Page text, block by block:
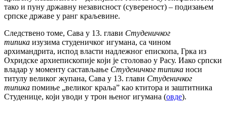
тако и пуну државну независност (сувереност) – подизањем
српске државе у ранг краљевине.
Следствено томе, Сава у 13. глави Студеничког
типика изузима студеничког игумана, са чином
архимандрита, испод власти надлежног епископа, Грка из
Охридске архиепископије који је столовао у Расу. Иако српски
владар у моменту састављање Студеничког типика носи
титулу великог жупана, Сава у 13. глави Студеничког
типика помиње „великог краља” као ктитора и заштитника
Студенице, који уводи у трон њеног игумана (овде).